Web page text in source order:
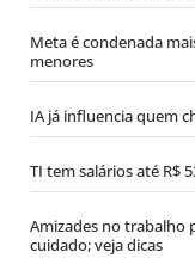
Meta é condenada
menores
IA já influencia quem
TI tem salários até R$
Amizades no trabalho
cuidado; veja dicas